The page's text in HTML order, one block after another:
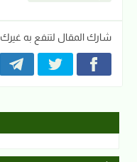
شارك المقال لتنفع به غيرك